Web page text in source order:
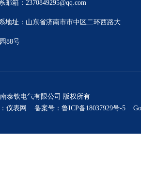
邮箱：2370849295@qq.com
地址：山东省济南市市中区二环西路大
88号
泰钦电气有限公司 版权所有
仪表网 备案号：鲁ICP备18037929号-5